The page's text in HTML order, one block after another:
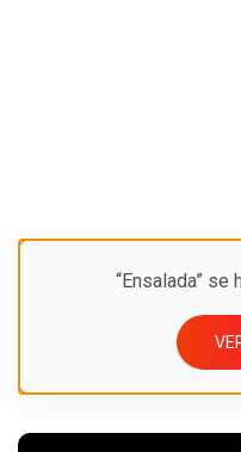
“Ensalada” se